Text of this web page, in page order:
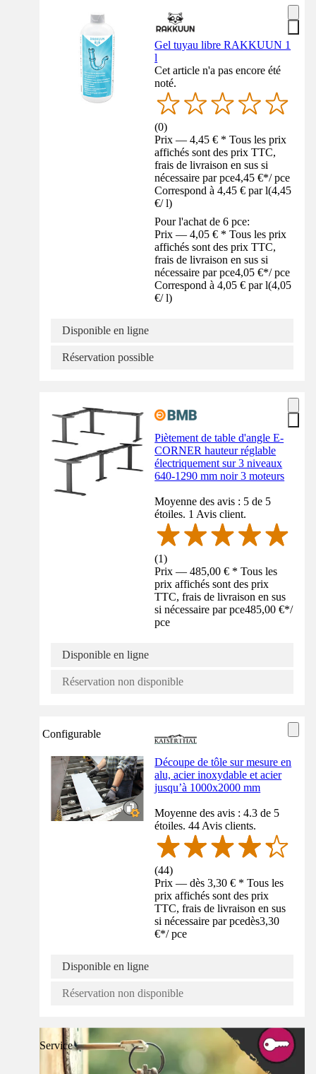
Gel tuyau libre RAKKUUN 1
l
Cet article n'a pas encore été
noté.
(0)
Prix — 4,45 € * Tous les prix
affichés sont des prix TTC,
frais de livraison en sus si
nécessaire par pce4,45 €*/ pce
Correspond à 4,45 € par l(4,45
€/ l)
Pour l'achat de 6 pce:
Prix — 4,05 € * Tous les prix
affichés sont des prix TTC,
frais de livraison en sus si
nécessaire par pce4,05 €*/ pce
Correspond à 4,05 € par l(4,05
€/ l)
Disponible en ligne
Réservation possible
Piètement de table d'angle E-
CORNER hauteur réglable
électriquement sur 3 niveaux
640-1290 mm noir 3 moteurs
Moyenne des avis : 5 de 5
étoiles. 1 Avis client.
(1)
Prix — 485,00 € * Tous les
prix affichés sont des prix
TTC, frais de livraison en sus
si nécessaire par pce485,00 €*/
pce
Disponible en ligne
Réservation non disponible
Configurable
Découpe de tôle sur mesure en
alu, acier inoxydable et acier
jusqu’à 1000x2000 mm
Moyenne des avis : 4.3 de 5
étoiles. 44 Avis clients.
(44)
Prix — dès 3,30 € * Tous les
prix affichés sont des prix
TTC, frais de livraison en sus
si nécessaire par pcedès3,30
€*/ pce
Disponible en ligne
Réservation non disponible
Service